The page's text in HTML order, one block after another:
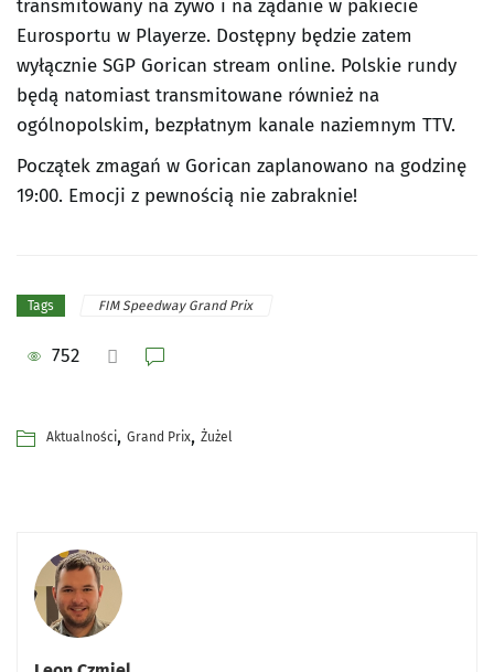
transmitowany na żywo i na żądanie w pakiecie
Eurosportu w Playerze. Dostępny będzie zatem
wyłącznie SGP Gorican stream online. Polskie rundy
będą natomiast transmitowane również na
ogólnopolskim, bezpłatnym kanale naziemnym TTV.
Początek zmagań w Gorican zaplanowano na godzinę
19:00. Emocji z pewnością nie zabraknie!
Tags FIM Speedway Grand Prix
752
Aktualności, Grand Prix, Żużel